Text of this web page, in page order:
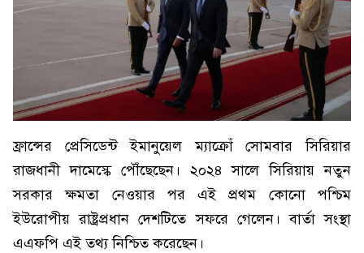
ফ্রান্সের প্রেসিডেন্ট ইমানুয়েল ম্যাক্রোঁ সোমবার সিরিয়ার
রাজধানী দামেস্কে পৌঁছেছেন। ২০২৪ সালে সিরিয়ায় নতুন
সরকার ক্ষমতা নেওয়ার পর এই প্রথম কোনো পশ্চিম
ইউরোপীয় রাষ্ট্রপ্রধান দেশটিতে সফরে গেলেন। বার্তা সংস্থা
এএফপি এই তথ্য নিশ্চিত করেছেন।